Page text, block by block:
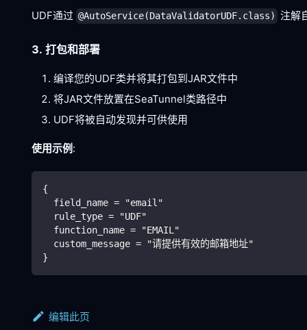
UDF通过 @AutoService(DataValidatorUDF.class) 注解
3. 打包和部署
编译您的UDF类并将其打包到JAR文件中
将JAR文件放置在SeaTunnel类路径中
UDF将被自动发现并可供使用
使用示例 :
{
  field_name = "email"
  rule_type = "UDF"
  function_name = "EMAIL"
  custom_message = "请提供有效的邮箱地址"
}
编辑此页